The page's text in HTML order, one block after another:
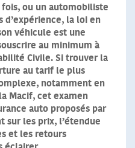
ou un automobiliste
d’expérience, la loi en
véhicule est une
au minimum à
Civile. Si trouver la
au tarif le plus
notamment en
Macif, cet examen
auto proposés par
sur les prix, l’étendue
et les retours